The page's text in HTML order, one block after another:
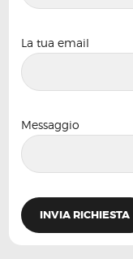
La tua email
Messaggio